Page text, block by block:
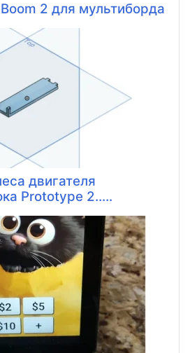
2 для мультиборда
двигателя
Prototype 2.....